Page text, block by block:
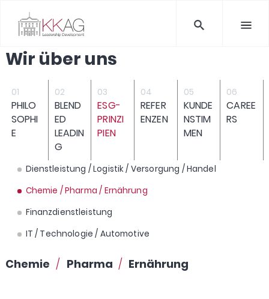
Wir über uns
PHILO
SOPHI
E
BLEND
ED
LEADIN
G
ESG-
PRINZI
PIEN
REFER
ENZEN
KUNDE
NSTIM
MEN
CAREE
RS
Dienstleistung / Logistik / Versorgung / Handel
Chemie / Pharma / Ernährung
Finanzdienstleistung
IT / Technologie / Automotive
Chemie / Pharma / Ernährung